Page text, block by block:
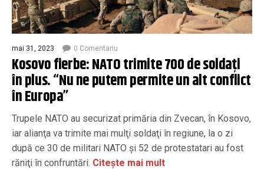
mai 31, 2023 0 Comentariu
Kosovo fierbe: NATO trimite 700 de soldați
în plus. “Nu ne putem permite un alt conflict
în Europa”
Trupele NATO au securizat primăria din Zvecan, în Kosovo,
iar alianţa va trimite mai mulţi soldaţi în regiune, la o zi
după ce 30 de militari NATO şi 52 de protestatari au fost
răniţi în confruntări. Citește mai mult